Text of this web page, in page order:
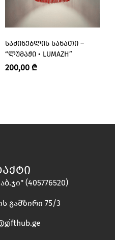
ᲡᲐᲫᲘᲜᲔᲑᲚᲘᲡ ᲡᲐᲜᲐᲗᲘ –
“ᲚᲣᲛᲐᲟᲘ • LUMAZH”
200,00 ₾
(405776520)
გამზირი 75/3